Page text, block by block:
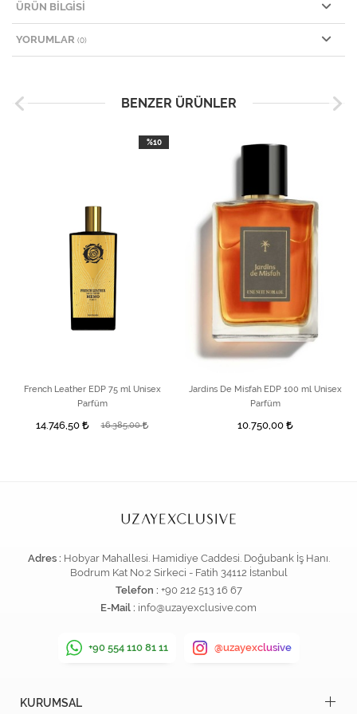
ÜRÜN BILGISI
YORUMLAR (0)
BENZER ÜRÜNLER
French Leather EDP 75 ml Unisex
Parfüm
14.746,50 16.385,00
%10
Jardins De Misfah EDP 100 ml Unisex
Parfüm
10.750,00
Adres : Hobyar Mahallesi. Hamidiye Caddesi. Doğubank İş Hanı.
Bodrum Kat No:2 Sirkeci - Fatih 34112 İstanbul
Telefon : +90 212 513 16 67
E-Mail : info@uzayexclusive.com
+90 554 110 81 11 @uzayexclusive
KURUMSAL